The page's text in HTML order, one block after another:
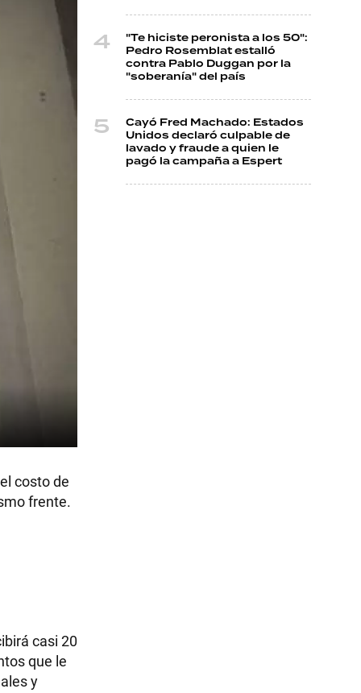
costo de
frente.
casi 20
que le
y
"Te hiciste peronista a los 50":
Pedro Rosemblat estalló
contra Pablo Duggan por la
"soberanía" del país
Cayó Fred Machado: Estados
Unidos declaró culpable de
lavado y fraude a quien le
pagó la campaña a Espert